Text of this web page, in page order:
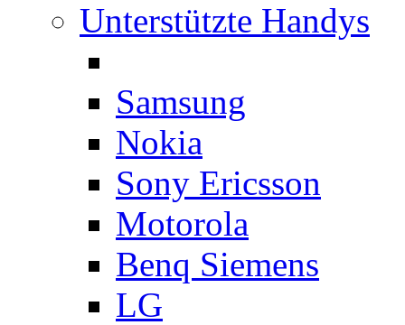
Unterstützte Handys
Samsung
Nokia
Sony Ericsson
Motorola
Benq Siemens
LG